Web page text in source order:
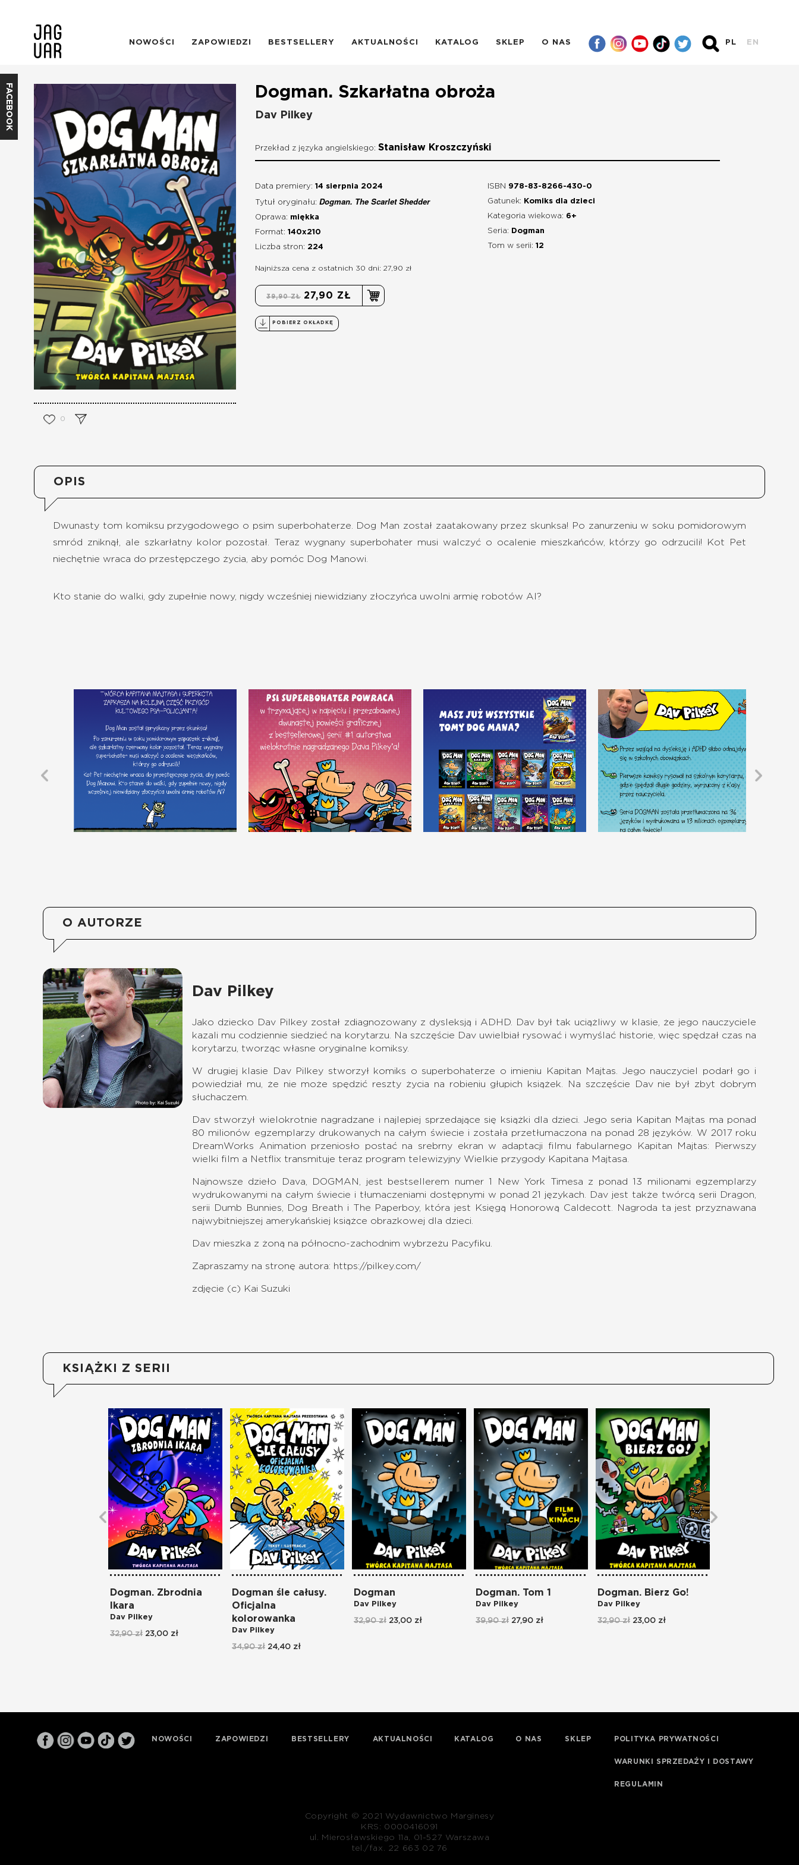
NOWOŚCI ZAPOWIEDZI BESTSELLERY AKTUALNOŚCI KATALOG SKLEP O NAS PL EN
FACEBOOK
0
Dogman. Szkarłatna obroża
Dav Pilkey
Przekład z języka angielskiego: Stanisław Kroszczyński
Data premiery: 14 sierpnia 2024
Tytuł oryginału: Dogman. The Scarlet Shedder
Oprawa: miękka
Format: 140x210
Liczba stron: 224
ISBN 978-83-8266-430-0
Gatunek:
Komiks dla dzieci
Kategoria wiekowa: 6+
Seria:
Dogman
Tom w serii: 12
Najniższa cena z ostatnich 30 dni: 27,90 zł
39,90 ZŁ 27,90 ZŁ
POBIERZ OKŁADKĘ
OPIS
Dwunasty tom komiksu przygodowego o psim superbohaterze. Dog Man został zaatakowany przez skunksa! Po zanurzeniu w soku pomidorowym
smród zniknął, ale szkarłatny kolor pozostał. Teraz wygnany superbohater musi walczyć o ocalenie mieszkańców, którzy go odrzucili! Kot Pet
niechętnie wraca do przestępczego życia, aby pomóc Dog Manowi.
Kto stanie do walki, gdy zupełnie nowy, nigdy wcześniej niewidziany złoczyńca uwolni armię robotów AI?
O AUTORZE
Dav Pilkey
Jako dziecko Dav Pilkey został zdiagnozowany z dysleksją i ADHD. Dav był tak uciążliwy w klasie, że jego nauczyciele
kazali mu codziennie siedzieć na korytarzu. Na szczęście Dav uwielbiał rysować i wymyślać historie, więc spędzał czas na
korytarzu, tworząc własne oryginalne komiksy.
W drugiej klasie Dav Pilkey stworzył komiks o superbohaterze o imieniu Kapitan Majtas. Jego nauczyciel podarł go i
powiedział mu, że nie może spędzić reszty życia na robieniu głupich książek. Na szczęście Dav nie był zbyt dobrym
słuchaczem.
Dav stworzył wielokrotnie nagradzane i najlepiej sprzedające się książki dla dzieci. Jego seria Kapitan Majtas ma ponad
80 milionów egzemplarzy drukowanych na całym świecie i została przetłumaczona na ponad 28 języków. W 2017 roku
DreamWorks Animation przeniosło postać na srebrny ekran w adaptacji filmu fabularnego Kapitan Majtas: Pierwszy
wielki film a Netflix transmituje teraz program telewizyjny Wielkie przygody Kapitana Majtasa.
Najnowsze dzieło Dava, DOGMAN, jest bestsellerem numer 1 New York Timesa z ponad 13 milionami egzemplarzy
wydrukowanymi na całym świecie i tłumaczeniami dostępnymi w ponad 21 językach. Dav jest także twórcą serii Dragon,
serii Dumb Bunnies, Dog Breath i The Paperboy, która jest Księgą Honorową Caldecott. Nagroda ta jest przyznawana
najwybitniejszej amerykańskiej książce obrazkowej dla dzieci.
Dav mieszka z żoną na północno-zachodnim wybrzeżu Pacyfiku.
Zapraszamy na stronę autora: https://pilkey.com/
zdjęcie (c) Kai Suzuki
KSIĄŻKI Z SERII
Dogman. Zbrodnia
Ikara
Dav Pilkey
32,90 zł 23,00 zł
Dogman śle całusy.
Oficjalna
kolorowanka
Dav Pilkey
34,90 zł 24,40 zł
Dogman
Dav Pilkey
32,90 zł 23,00 zł
Dogman. Tom 1
Dav Pilkey
39,90 zł 27,90 zł
Dogman. Bierz Go!
Dav Pilkey
32,90 zł 23,00 zł
NOWOŚCI ZAPOWIEDZI BESTSELLERY AKTUALNOŚCI KATALOG O NAS SKLEP POLITYKA PRYWATNOŚCI
WARUNKI SPRZEDAŻY I DOSTAWY
REGULAMIN
Copyright © 2021 Wydawnictwo Marginesy
KRS: 0000416091
ul. Mierosławskiego 11a, 01-527 Warszawa
tel./fax. 22 663 02 76